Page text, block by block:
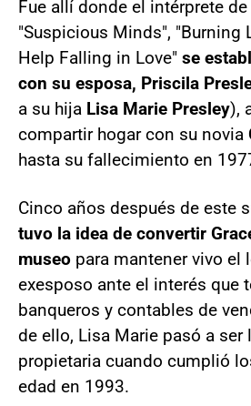
Fue allí donde el intérprete
"Suspicious Minds", "Burning
Help Falling in Love" se
con su esposa, Priscila
a su hija Lisa Marie Presley),
compartir hogar con su novia
hasta su fallecimiento en
Cinco años después de este
tuvo la idea de convertir
museo para mantener vivo el
exesposo ante el interés que
banqueros y contables de
de ello, Lisa Marie pasó a ser
propietaria cuando cumplió
edad en 1993.